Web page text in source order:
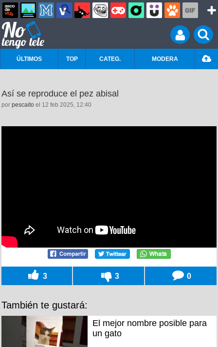
ÚLTIMOS TOP CATEG. MODERA
Así se reproduce el pez abisal
por pescaito el 12 feb 2025, 12:40
3 3 0
También te gustará:
El mejor nombre posible para
un gato